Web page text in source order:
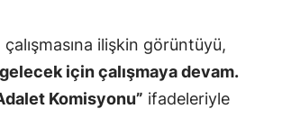
ilişkin görüntüyü,
için çalışmaya devam.
Komisyonu” ifadeleriyle